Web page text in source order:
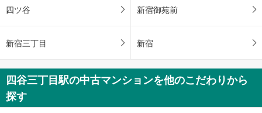
四ツ谷 新宿御苑前
新宿三丁目 新宿
四谷三丁目駅の中古マンションを他のこだわりから
探す